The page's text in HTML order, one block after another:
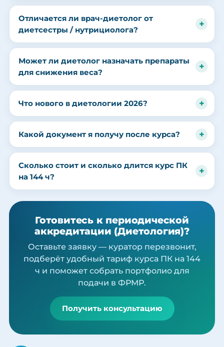
Отличается ли врач-диетолог от
диетсестры / нутрициолога?
Может ли диетолог назначать препараты
для снижения веса?
Что нового в диетологии 2026?
Какой документ я получу после курса?
Сколько стоит и сколько длится курс ПК
на 144 ч?
Готовитесь к периодической
аккредитации (Диетология)?
Оставьте заявку — куратор перезвонит,
подберёт удобный тариф курса ПК на 144
ч и поможет собрать портфолио для
подачи в ФРМР.
Получить консультацию